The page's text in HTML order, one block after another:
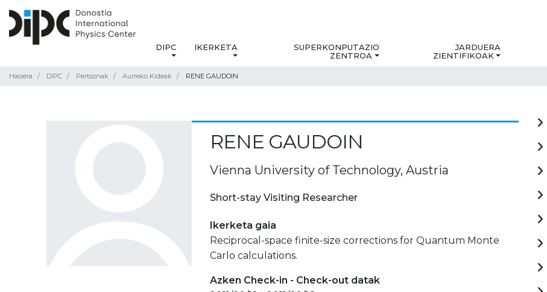
DIPC IKERKETA
SUPERKONPUTAZIO
ZENTROA
JARDUERA
ZIENTIFIKOAK
Hasiera DIPC Pertsonak Aurreko Kideak RENE GAUDOIN
RENE GAUDOIN
Vienna University of Technology, Austria
Short-stay Visiting Researcher
Ikerketa gaia
Reciprocal-space finite-size corrections for Quantum Monte
Carlo calculations.
Azken Check-in - Check-out datak